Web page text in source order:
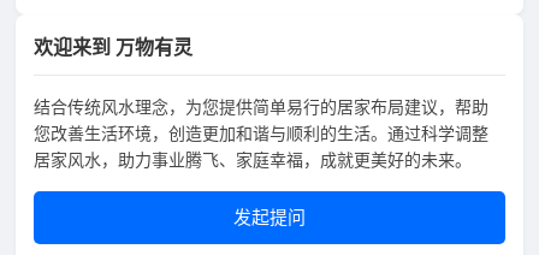
欢迎来到 万物有灵
结合传统风水理念，为您提供简单易行的居家布局建议，帮助
您改善生活环境，创造更加和谐与顺利的生活。通过科学调整
居家风水，助力事业腾飞、家庭幸福，成就更美好的未来。
发起提问